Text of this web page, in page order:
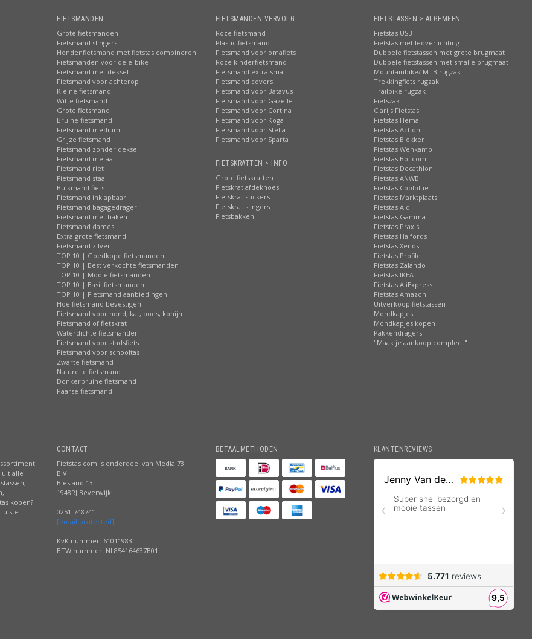
FIETSMANDEN
Grote fietsmanden
Fietsmand slingers
Hondenfietsmand met fietstas combineren
Fietsmanden voor de e-bike
Fietsmand met deksel
Fietsmand voor achterop
Kleine fietsmand
Witte fietsmand
Grote fietsmand
Bruine fietsmand
Fietsmand medium
Grijze fietsmand
Fietsmand zonder deksel
Fietsmand metaal
Fietsmand riet
Fietsmand staal
Buikmand fiets
Fietsmand inklapbaar
Fietsmand bagagedrager
Fietsmand met haken
Fietsmand dames
Extra grote fietsmand
Fietsmand zilver
TOP 10 | Goedkope fietsmanden
TOP 10 | Best verkochte fietsmanden
TOP 10 | Mooie fietsmanden
TOP 10 | Basil fietsmanden
TOP 10 | Fietsmand aanbiedingen
Hoe fietsmand bevestigen
Fietsmand voor hond, kat, poes, konijn
Fietsmand of fietskrat
Waterdichte fietsmanden
Fietsmand voor stadsfiets
Fietsmand voor schooltas
Zwarte fietsmand
Naturelle fietsmand
Donkerbruine fietsmand
Paarse fietsmand
FIETSMANDEN VERVOLG
Roze fietsmand
Plastic fietsmand
Fietsmand voor omafiets
Roze kinderfietsmand
Fietsmand extra small
Fietsmand covers
Fietsmand voor Batavus
Fietsmand voor Gazelle
Fietsmand voor Cortina
Fietsmand voor Koga
Fietsmand voor Stella
Fietsmand voor Sparta
FIETSKRATTEN > INFO
Grote fietskratten
Fietskrat afdekhoes
Fietskrat stickers
Fietskrat slingers
Fietsbakken
FIETSTASSEN > ALGEMEEN
Fietstas USB
Fietstas met ledverlichting
Dubbele fietstassen met grote brugmaat
Dubbele fietstassen met smalle brugmaat
Mountainbike/ MTB rugzak
Trekkingfiets rugzak
Trailbike rugzak
Fietszak
Clarijs Fietstas
Fietstas Hema
Fietstas Action
Fietstas Blokker
Fietstas Wehkamp
Fietstas Bol.com
Fietstas Decathlon
Fietstas ANWB
Fietstas Coolblue
Fietstas Marktplaats
Fietstas Aldi
Fietstas Gamma
Fietstas Praxis
Fietstas Halfords
Fietstas Xenos
Fietstas Profile
Fietstas Zalando
Fietstas IKEA
Fietstas AliExpress
Fietstas Amazon
Uitverkoop fietstassen
Mondkapjes
Mondkapjes kopen
Pakkendragers
"Maak je aankoop compleet"
uit alle
kopen?
CONTACT
Fietstas.com is onderdeel van Media 73
B.V.
Biesland 13
1948RJ Beverwijk
0251-748741
[email protected]
KvK nummer: 61011983
BTW nummer: NL854164637B01
BETAALMETHODEN KLANTENREVIEWS